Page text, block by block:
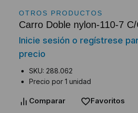
OTROS PRODUCTOS
Carro Doble nylon-110-7
Inicie sesión o regístrese
precio
SKU: 288.062
Precio por 1 unidad
Comparar Favoritos